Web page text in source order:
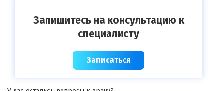
Запишитесь на консультацию к
специалисту
Записаться